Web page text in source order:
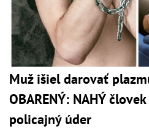
Muž išiel darovať
OBARENÝ: NAHÝ
policajný úder